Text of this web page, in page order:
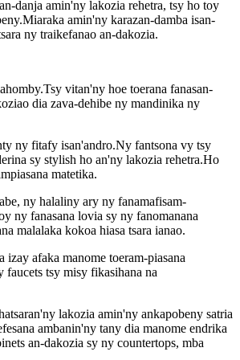
danja amin'ny lakozia rehetra, tsy ho toy
amin'ny karazan-damba isan-
ny traikefanao an-dakozia.
vitan'ny hoe toerana fanasan-
dia zava-dehibe ny mandinika ny
ny fitafy isan'andro.Ny fantsona vy tsy
sy stylish ho an'ny lakozia rehetra.Ho
matetika.
ny halaliny ary ny fanamafisam-
ny fanasana lovia sy ny fanomanana
malalaka kokoa hiasa tsara ianao.
afaka manome toeram-piasana
tsy misy fikasihana na
lakozia amin'ny ankapobeny satria
ambanin'ny tany dia manome endrika
an-dakozia sy ny countertops, mba